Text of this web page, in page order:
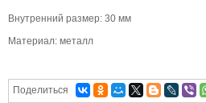
Внутренний размер: 30 мм
Материал: металл
Поделиться